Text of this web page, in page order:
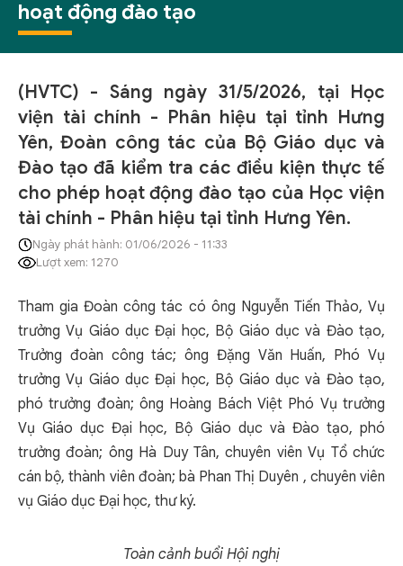
hoạt động đào tạo
(HVTC) - Sáng ngày 31/5/2026, tại Học
viện tài chính - Phân hiệu tại tỉnh Hưng
Yên, Đoàn công tác của Bộ Giáo dục và
Đào tạo đã kiểm tra các điều kiện thực tế
cho phép hoạt động đào tạo của Học viện
tài chính - Phân hiệu tại tỉnh Hưng Yên.
Ngày phát hành: 01/06/2026 - 11:33
Lượt xem: 1270
Tham gia Đoàn công tác có ông Nguyễn Tiến Thảo, Vụ
trưởng Vụ Giáo dục Đại học, Bộ Giáo dục và Đào tạo,
Trưởng đoàn công tác; ông Đặng Văn Huấn, Phó Vụ
trưởng Vụ Giáo dục Đại học, Bộ Giáo dục và Đào tạo,
phó trưởng đoàn; ông Hoàng Bách Việt Phó Vụ trưởng
Vụ Giáo dục Đại học, Bộ Giáo dục và Đào tạo, phó
trưởng đoàn; ông Hà Duy Tân, chuyên viên Vụ Tổ chức
cán bộ, thành viên đoàn; bà Phan Thị Duyên , chuyên viên
vụ Giáo dục Đại học, thư ký.
Toàn cảnh buổi Hội nghị